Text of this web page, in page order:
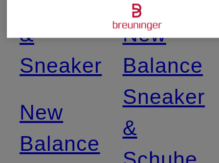
&
Sneaker
New
Balance
New
Balance
Sneaker
&